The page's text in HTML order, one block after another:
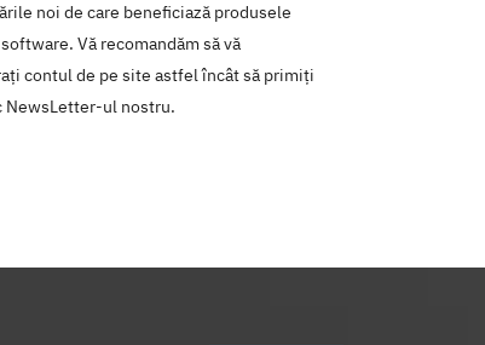
noi de care beneficiază produsele
Vă recomandăm să vă
contul de pe site astfel încât să primiți
NewsLetter-ul nostru.